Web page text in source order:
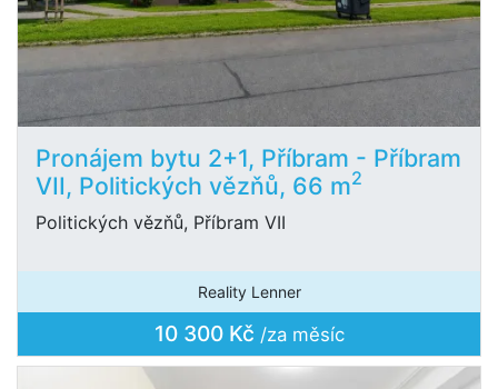
Pronájem bytu 2+1, Příbram - Příbram
VII, Politických vězňů, 66 m2
Politických vězňů, Příbram VII
Reality Lenner
10 300 Kč /za měsíc